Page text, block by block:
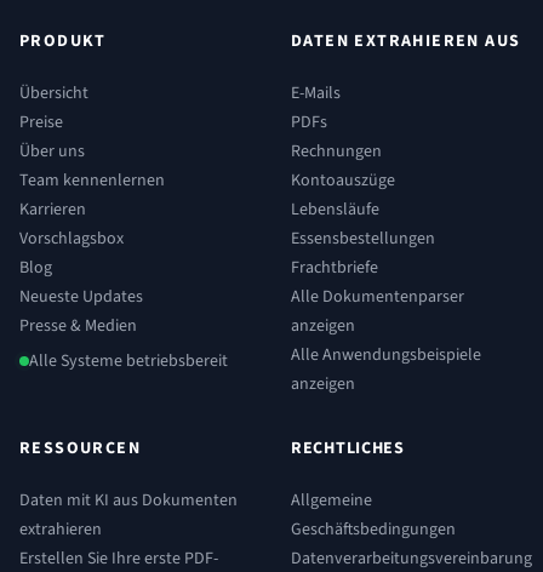
PRODUKT
Übersicht
Preise
Über uns
Team kennenlernen
Karrieren
Vorschlagsbox
Blog
Neueste Updates
Presse & Medien
Alle Systeme betriebsbereit
DATEN EXTRAHIEREN AUS
E-Mails
PDFs
Rechnungen
Kontoauszüge
Lebensläufe
Essensbestellungen
Frachtbriefe
Alle Dokumentenparser
anzeigen
Alle Anwendungsbeispiele
anzeigen
RESSOURCEN
Daten mit KI aus Dokumenten
extrahieren
Erstellen Sie Ihre erste PDF-
RECHTLICHES
Allgemeine
Geschäftsbedingungen
Datenverarbeitungsvereinbarung